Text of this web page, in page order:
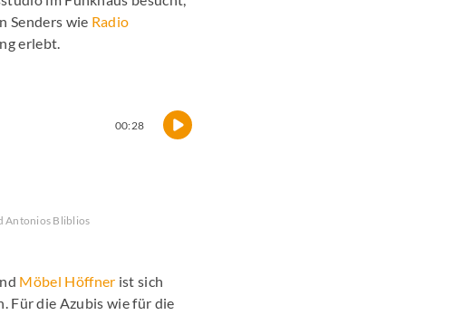
Senders wie Radio
erlebt.
00:28
Antonios Bliblios
Möbel Höffner ist sich
Für die Azubis wie für die